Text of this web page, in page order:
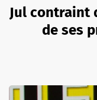
Jul contraint
de ses